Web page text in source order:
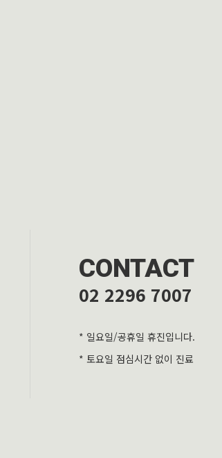
CONTACT
02 2296 7007
* 일요일/공휴일 휴진입니다.
* 토요일 점심시간 없이 진료